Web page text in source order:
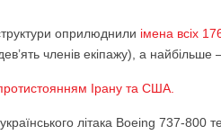
оприлюднили імена всіх
членів екіпажу), а найбільше –
Ірану та США.
літака Boeing 737-800